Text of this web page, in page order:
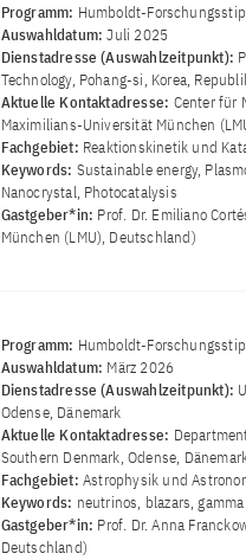
Programm: Humboldt-
Auswahldatum:Juli 2025
Dienstadresse (Auswahlzeitpunkt):
Technology, Pohang-si, Korea,
Aktuelle Kontaktadresse: Center für
Maximilians-Universität München
Fachgebiet: Reaktionskinetik und
Keywords: Sustainable energy,
Nanocrystal, Photocatalysis
Gastgeber*in: Prof. Dr. Emiliano
München (LMU), Deutschland)
Programm: Humboldt-
Auswahldatum: März 2026
Dienstadresse (Auswahlzeitpunkt):
Odense, Dänemark
Aktuelle Kontaktadresse:
Southern Denmark, Odense,
Fachgebiet: Astrophysik und
Keywords: neutrinos, blazars,
Gastgeber*in: Prof. Dr. Anna
Deutschland)